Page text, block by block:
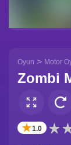
Oyun > Motor
Zombi
✭1.0